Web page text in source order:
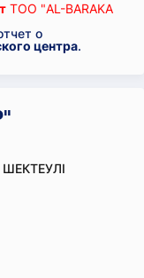
ТОО "AL-BARAKA
о
центра.
ШЕКТЕУЛІ